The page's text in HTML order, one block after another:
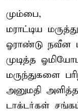
மும்பை,
மராட்டிய
ஓராண்டு நவீன
முடித்த
மருந்துகளை
அனுமதி
டாக்டர்கள்